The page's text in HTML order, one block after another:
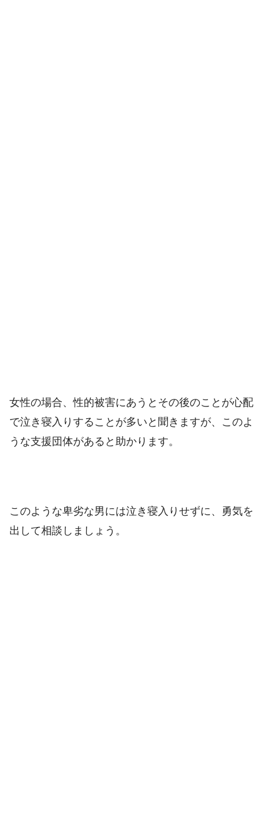
女性の場合、性的被害にあうとその後のことが心配
で泣き寝入りすることが多いと聞きますが、このよ
うな支援団体があると助かります。
このような卑劣な男には泣き寝入りせずに、勇気を
出して相談しましょう。